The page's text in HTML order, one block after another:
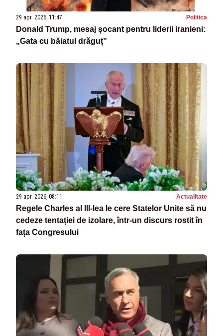
29 apr. 2026, 11:47 Politica
Donald Trump, mesaj șocant pentru liderii iranieni:
„Gata cu băiatul drăguț”
29 apr. 2026, 08:11 Actualitate
Regele Charles al III‑lea le cere Statelor Unite să nu
cedeze tentației de izolare, într-un discurs rostit în
fața Congresului